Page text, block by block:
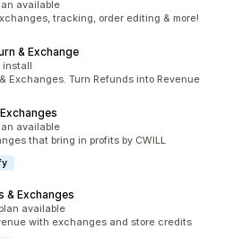
available
tracking, order editing & more!
& Exchange
install
Exchanges. Turn Refunds into Revenue
available
that bring in profits by CWILL
& Exchanges
available
with exchanges and store credits